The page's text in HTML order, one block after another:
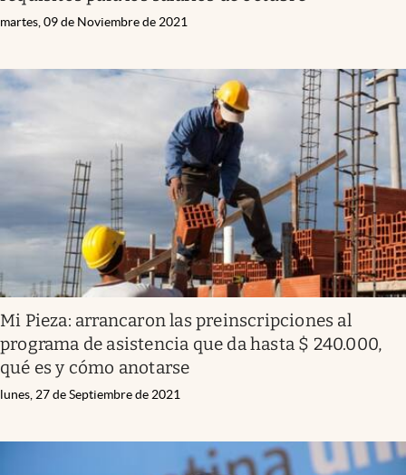
martes, 09 de Noviembre de 2021
Mi Pieza: arrancaron las preinscripciones al
programa de asistencia que da hasta $ 240.000,
qué es y cómo anotarse
lunes, 27 de Septiembre de 2021